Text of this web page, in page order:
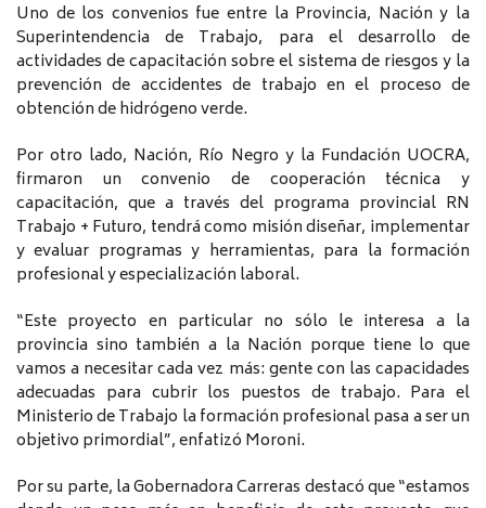
Uno de los convenios fue entre la Provincia, Nación y la
Superintendencia de Trabajo, para el desarrollo de
actividades de capacitación sobre el sistema de riesgos y la
prevención de accidentes de trabajo en el proceso de
obtención de hidrógeno verde.
Por otro lado, Nación, Río Negro y la Fundación UOCRA,
firmaron un convenio de cooperación técnica y
capacitación, que a través del programa provincial RN
Trabajo + Futuro, tendrá como misión diseñar, implementar
y evaluar programas y herramientas, para la formación
profesional y especialización laboral.
“Este proyecto en particular no sólo le interesa a la
provincia sino también a la Nación porque tiene lo que
vamos a necesitar cada vez más: gente con las capacidades
adecuadas para cubrir los puestos de trabajo. Para el
Ministerio de Trabajo la formación profesional pasa a ser un
objetivo primordial”, enfatizó Moroni.
Por su parte, la Gobernadora Carreras destacó que “estamos